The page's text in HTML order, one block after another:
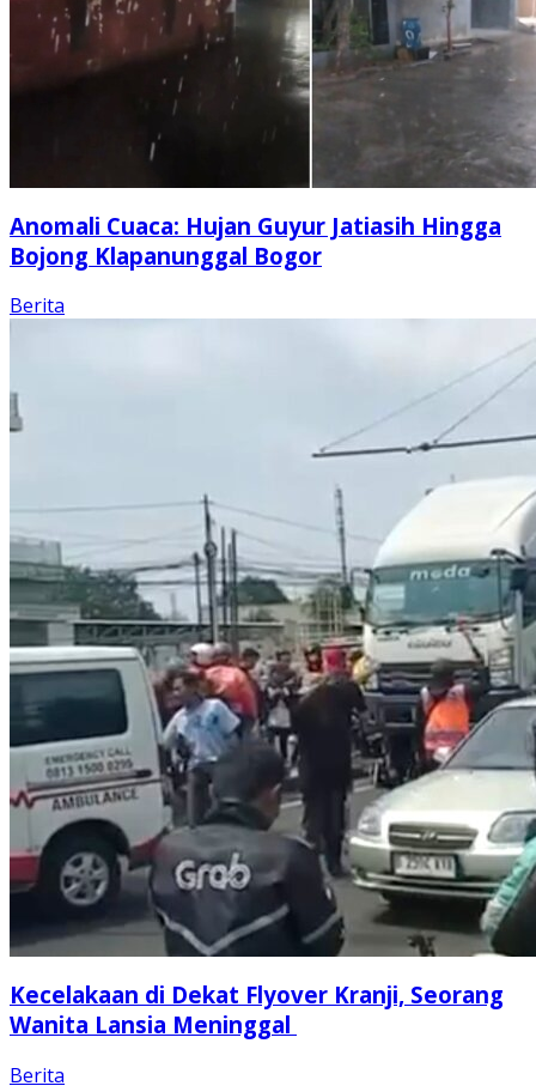
Anomali Cuaca: Hujan Guyur Jatiasih Hingga
Bojong Klapanunggal Bogor
Berita
Kecelakaan di Dekat Flyover Kranji, Seorang
Wanita Lansia Meninggal
Berita